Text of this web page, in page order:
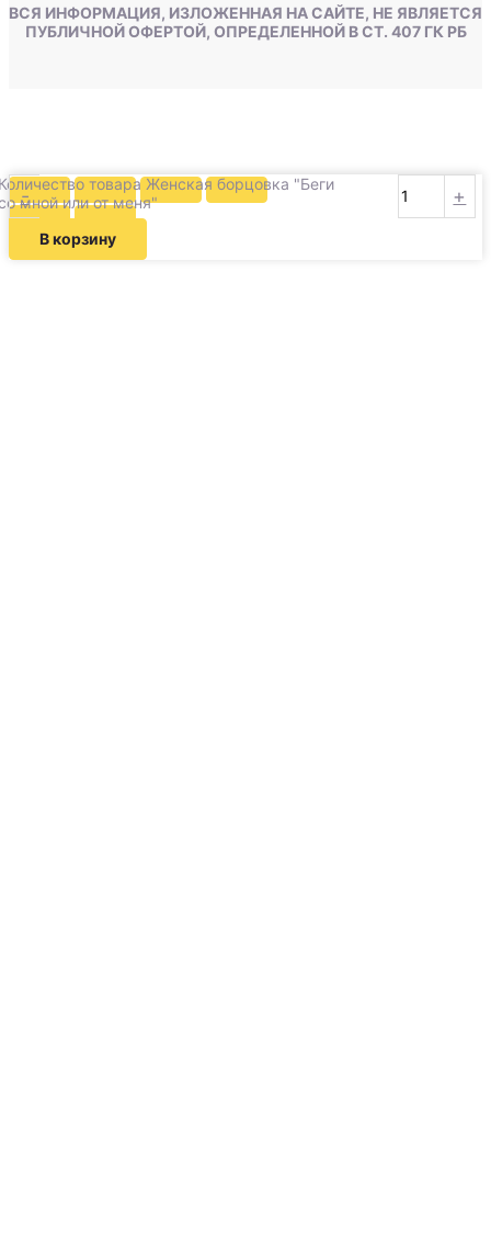
ВСЯ ИНФОРМАЦИЯ, ИЗЛОЖЕННАЯ НА САЙТЕ, НЕ ЯВЛЯЕТСЯ
ПУБЛИЧНОЙ ОФЕРТОЙ, ОПРЕДЕЛЕННОЙ В СТ. 407 ГК РБ
-
товара Женская борцовка "Беги
мной или от меня"
+
В корзину